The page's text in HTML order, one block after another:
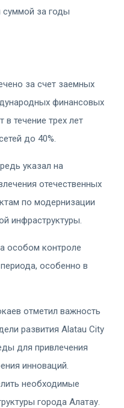
суммой за годы
за счет заемных
финансовых
в течение трех лет
до 40%.
указал на
отечественных
по модернизации
инфраструктуры.
особом контроле
особенно в
отметил важность
развития Alatau City
для привлечения
инноваций.
необходимые
города Алатау.